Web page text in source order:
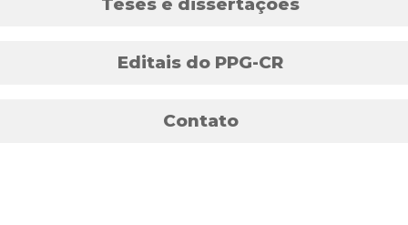
Teses e dissertações
Editais do PPG-CR
Contato